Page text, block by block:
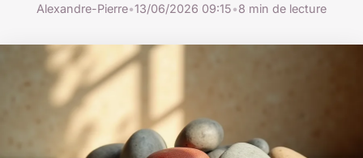
Alexandre-Pierre•13/06/2026 09:15•8 min de lecture